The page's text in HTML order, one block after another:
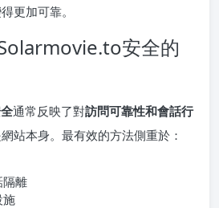
更加可靠。
安全的
通常反映了對訪問可靠性和會話行
站本身。最有效的方法側重於：
隔離
施